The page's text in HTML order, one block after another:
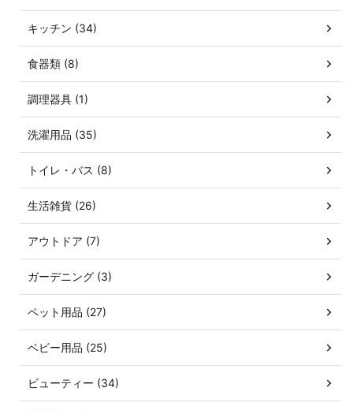
キッチン (34)
食器類 (8)
調理器具 (1)
洗濯用品 (35)
トイレ・バス (8)
生活雑貨 (26)
アウトドア (7)
ガーデニング (3)
ペット用品 (27)
ベビー用品 (25)
ビューティー (34)